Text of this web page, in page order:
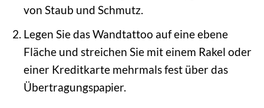
von Staub und Schmutz.
Legen Sie das Wandtattoo auf eine ebene
Fläche und streichen Sie mit einem Rakel oder
einer Kreditkarte mehrmals fest über das
Übertragungspapier.